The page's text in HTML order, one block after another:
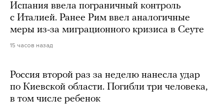
Испания ввела пограничный контроль
с Италией. Ранее Рим ввел аналогичные
меры из-за миграционного кризиса в Сеуте
15 часов назад
Россия второй раз за неделю нанесла удар
по Киевской области. Погибли три человека,
в том числе ребенок